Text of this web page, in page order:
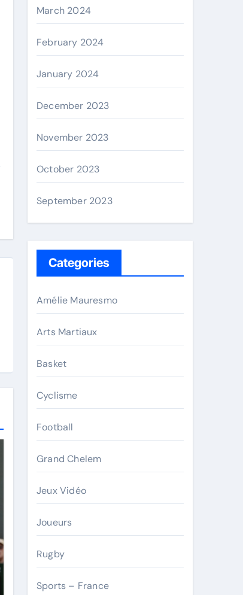
March 2024
February 2024
January 2024
December 2023
November 2023
October 2023
September 2023
Categories
Amélie Mauresmo
Arts Martiaux
Basket
Cyclisme
Football
Grand Chelem
Jeux Vidéo
Joueurs
Rugby
Sports – France